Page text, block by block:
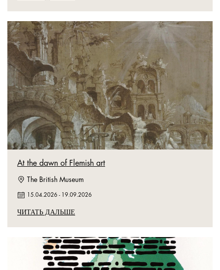
At the dawn of Flemish art
The British Museum
15.04.2026 - 19.09.2026
ЧИТАТЬ ДАЛЬШЕ